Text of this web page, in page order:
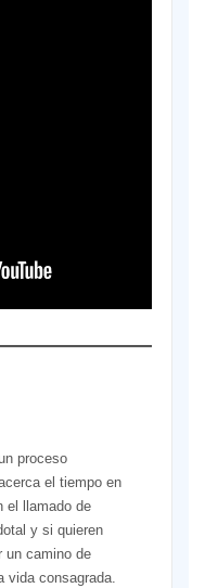
proceso
el tiempo en
el llamado de
y si quieren
un camino de
vida consagrada.